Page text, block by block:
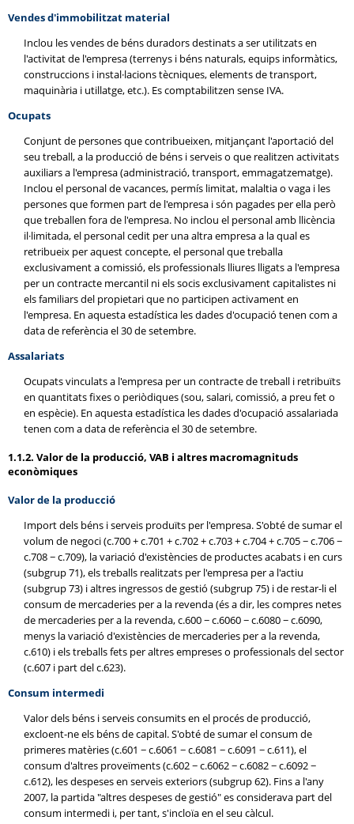
Vendes d'immobilitzat material
Inclou les vendes de béns duradors destinats a ser utilitzats en
l'activitat de l'empresa (terrenys i béns naturals, equips informàtics,
construccions i instal·lacions tècniques, elements de transport,
maquinària i utillatge, etc.). Es comptabilitzen sense IVA.
Ocupats
Conjunt de persones que contribueixen, mitjançant l'aportació del
seu treball, a la producció de béns i serveis o que realitzen activitats
auxiliars a l'empresa (administració, transport, emmagatzematge).
Inclou el personal de vacances, permís limitat, malaltia o vaga i les
persones que formen part de l'empresa i són pagades per ella però
que treballen fora de l'empresa. No inclou el personal amb llicència
il·limitada, el personal cedit per una altra empresa a la qual es
retribueix per aquest concepte, el personal que treballa
exclusivament a comissió, els professionals lliures lligats a l'empresa
per un contracte mercantil ni els socis exclusivament capitalistes ni
els familiars del propietari que no participen activament en
l'empresa. En aquesta estadística les dades d'ocupació tenen com a
data de referència el 30 de setembre.
Assalariats
Ocupats vinculats a l'empresa per un contracte de treball i retribuïts
en quantitats fixes o periòdiques (sou, salari, comissió, a preu fet o
en espècie). En aquesta estadística les dades d'ocupació assalariada
tenen com a data de referència el 30 de setembre.
1.1.2. Valor de la producció, VAB i altres macromagnituds
econòmiques
Valor de la producció
Import dels béns i serveis produïts per l'empresa. S'obté de sumar el
volum de negoci (c.700 + c.701 + c.702 + c.703 + c.704 + c.705 − c.706 −
c.708 − c.709), la variació d'existències de productes acabats i en curs
(subgrup 71), els treballs realitzats per l'empresa per a l'actiu
(subgrup 73) i altres ingressos de gestió (subgrup 75) i de restar-li el
consum de mercaderies per a la revenda (és a dir, les compres netes
de mercaderies per a la revenda, c.600 − c.6060 − c.6080 − c.6090,
menys la variació d'existències de mercaderies per a la revenda,
c.610) i els treballs fets per altres empreses o professionals del sector
(c.607 i part del c.623).
Consum intermedi
Valor dels béns i serveis consumits en el procés de producció,
excloent-ne els béns de capital. S'obté de sumar el consum de
primeres matèries (c.601 − c.6061 − c.6081 − c.6091 − c.611), el
consum d'altres proveïments (c.602 − c.6062 − c.6082 − c.6092 −
c.612), les despeses en serveis exteriors (subgrup 62). Fins a l'any
2007, la partida "altres despeses de gestió" es considerava part del
consum intermedi i, per tant, s'incloïa en el seu càlcul.